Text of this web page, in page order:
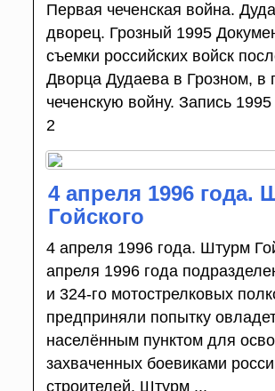
Первая чеченская война.
дворец. Грозный 1995
съемки российских войск
Дворца Дудаева в Грозном, в
чеченскую войну. Запись
2
4 апреля 1996 года.
Гойского
4 апреля 1996 года. Штурм
апреля 1996 года
и 324-го мотострелковых
предприняли попытку
населённым пунктом для
захваченных боевиками
строителей. Штурм ...